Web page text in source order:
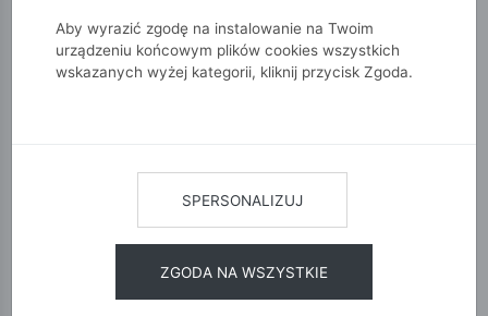
Aby wyrazić zgodę na instalowanie na Twoim
urządzeniu końcowym plików cookies wszystkich
wskazanych wyżej kategorii, kliknij przycisk Zgoda.
SPERSONALIZUJ
ZGODA NA WSZYSTKIE